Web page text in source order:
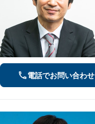
電話でお問い合わせ